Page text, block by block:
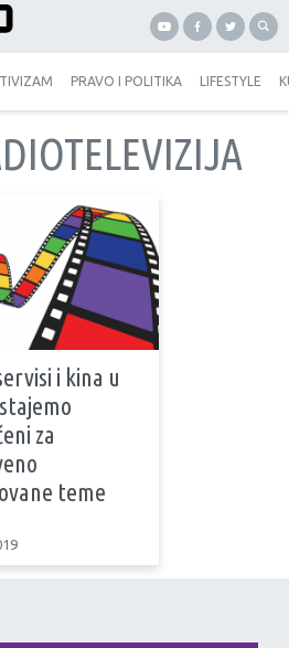
PRAVO I POLITIKA LIFESTYLE
i kina u
za
teme